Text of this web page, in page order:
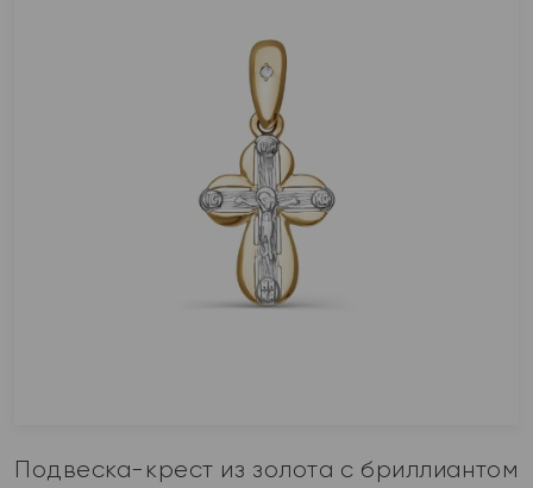
Подвеска-крест из золота с бриллиантом